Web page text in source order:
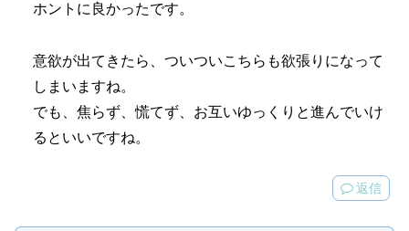
ホントに良かったです。
意欲が出てきたら、ついついこちらも欲張りになって
しまいますね。
でも、焦らず、慌てず、お互いゆっくりと進んでいけ
るといいですね。
返信